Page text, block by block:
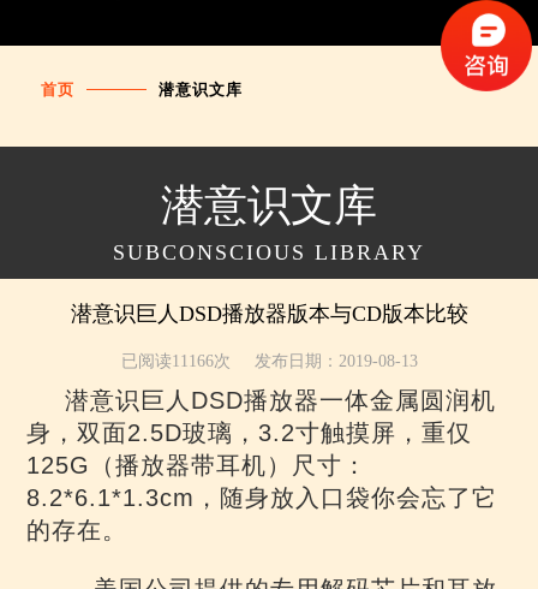
首页 潜意识文库
潜意识文库
SUBCONSCIOUS LIBRARY
潜意识巨人DSD播放器版本与CD版本比较
已阅读11166次 发布日期：2019-08-13
潜意识巨人DSD播放器一体金属圆润机
身，双面2.5D玻璃，3.2寸触摸屏，重仅
125G（播放器带耳机）尺寸：
8.2*6.1*1.3cm，随身放入口袋你会忘了它
的存在。